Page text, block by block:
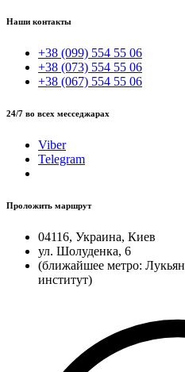
Наши контакты
+38 (099) 554 55 06
+38 (073) 554 55 06
+38 (067) 554 55 06
24/7 во всех месседжарах
Viber
Telegram
Проложить маршрут
04116, Украина, Киев
ул. Шолуденка, 6
(ближайшее метро:
институт)